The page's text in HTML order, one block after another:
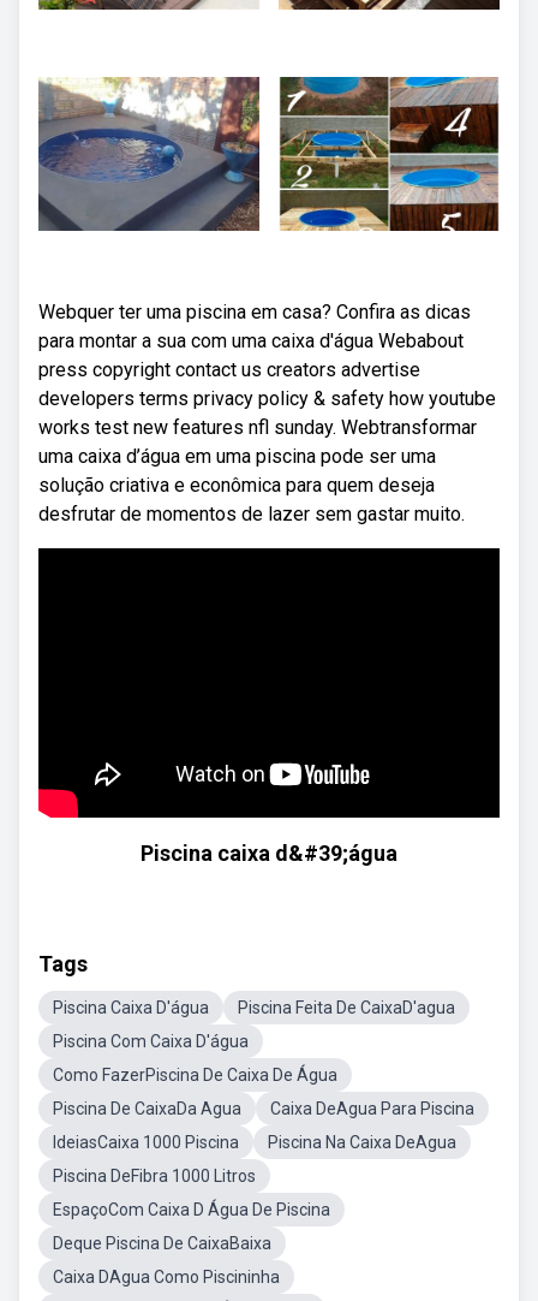
Webquer ter uma piscina em casa? Confira as dicas
para montar a sua com uma caixa d'água Webabout
press copyright contact us creators advertise
developers terms privacy policy & safety how youtube
works test new features nfl sunday. Webtransformar
uma caixa d’água em uma piscina pode ser uma
solução criativa e econômica para quem deseja
desfrutar de momentos de lazer sem gastar muito.
Piscina caixa d&#39;água
Tags
Piscina Caixa D'água
Piscina Feita De CaixaD'agua
Piscina Com Caixa D'água
Como FazerPiscina De Caixa De Água
Piscina De CaixaDa Agua
Caixa DeAgua Para Piscina
IdeiasCaixa 1000 Piscina
Piscina Na Caixa DeAgua
Piscina DeFibra 1000 Litros
EspaçoCom Caixa D Água De Piscina
Deque Piscina De CaixaBaixa
Caixa DAgua Como Piscininha